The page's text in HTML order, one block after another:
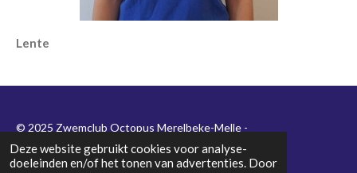
Deze website gebruikt cookies voor analyse-
doeleinden en/of het tonen van advertenties. Door
Lente
© 2025 Zwemclub Octopus Merelbeke-Melle -
Ondernemingsnummer0439.485.026